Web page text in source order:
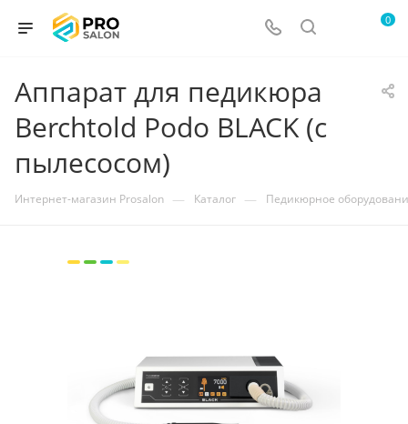
0
Аппарат для педикюра
Berchtold Podo BLACK (с
пылесосом)
Интернет-магазин Prosalon — Каталог — Педикюрное